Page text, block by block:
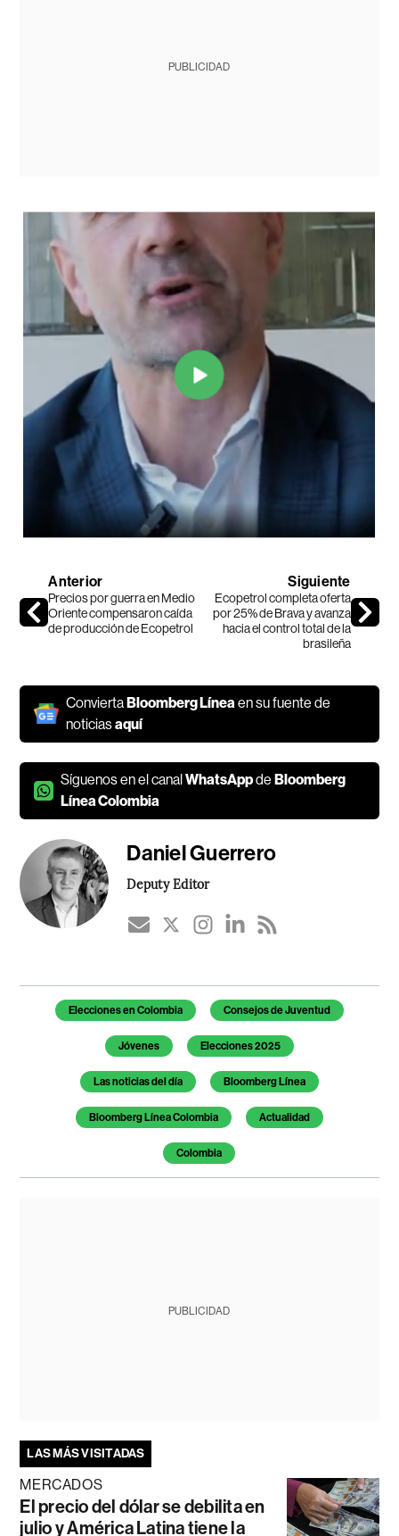
PUBLICIDAD
Anterior
Precios por guerra en Medio
Oriente compensaron caída
de producción de Ecopetrol
Siguiente
Ecopetrol completa oferta
por 25% de Brava y avanza
hacia el control total de la
brasileña
ConviertaBloomberg Línea en su fuente de
noticiasaquí
Síguenos en el canalWhatsAppdeBloomberg
Línea Colombia
Daniel Guerrero
Deputy Editor
Temas de este artículo
Elecciones en Colombia Consejos de Juventud
Jóvenes Elecciones 2025
Las noticias del día Bloomberg Línea
Bloomberg Línea Colombia Actualidad
Colombia
PUBLICIDAD
LAS MÁS VISITADAS
MERCADOS
El precio del dólar se debilita en
julio y América Latina tiene la